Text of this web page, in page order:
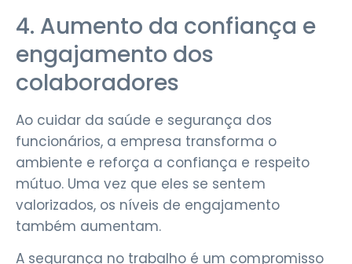
4. Aumento da confiança e
engajamento dos
colaboradores
Ao cuidar da saúde e segurança dos
funcionários, a empresa transforma o
ambiente e reforça a confiança e respeito
mútuo. Uma vez que eles se sentem
valorizados, os níveis de engajamento
também aumentam.
A segurança no trabalho é um compromisso